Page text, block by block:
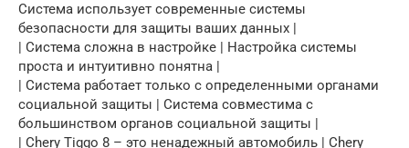
Система использует современные системы
безопасности для защиты ваших данных |
| Система сложна в настройке | Настройка системы
проста и интуитивно понятна |
| Система работает только с определенными органами
социальной защиты | Система совместима с
большинством органов социальной защиты |
| Chery Tiggo 8 – это ненадежный автомобиль | Chery